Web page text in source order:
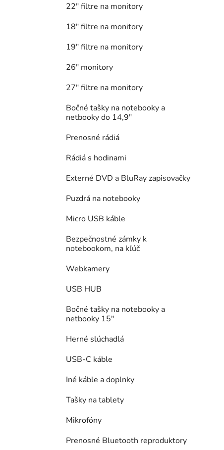
22" filtre na monitory
18" filtre na monitory
19" filtre na monitory
26" monitory
27" filtre na monitory
Bočné tašky na notebooky a
netbooky do 14,9"
Prenosné rádiá
Rádiá s hodinami
Externé DVD a BluRay zapisovačky
Puzdrá na notebooky
Micro USB káble
Bezpečnostné zámky k
notebookom, na kľúč
Webkamery
USB HUB
Bočné tašky na notebooky a
netbooky 15"
Herné slúchadlá
USB-C káble
Iné káble a doplnky
Tašky na tablety
Mikrofóny
Prenosné Bluetooth reproduktory